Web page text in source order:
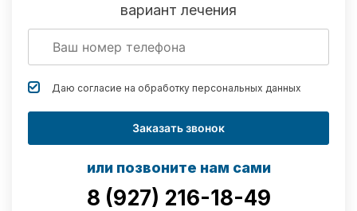
вариант лечения
Даю согласие на обработку персональных данных
Заказать звонок
или позвоните нам сами
8 (927) 216-18-49